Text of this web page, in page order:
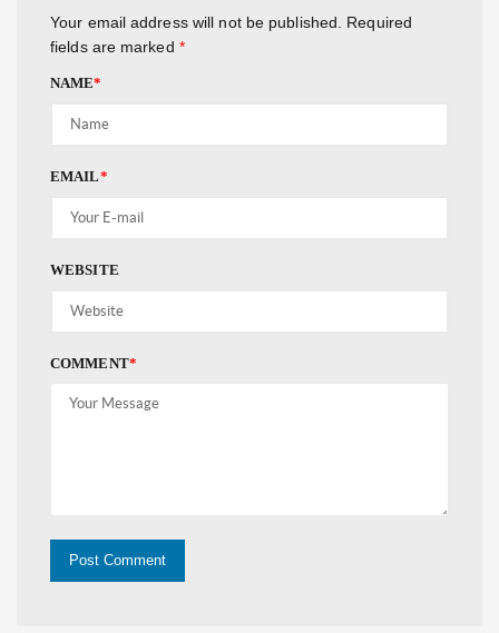
Your email address will not be published.
Required
fields are marked *
NAME*
EMAIL*
WEBSITE
COMMENT*